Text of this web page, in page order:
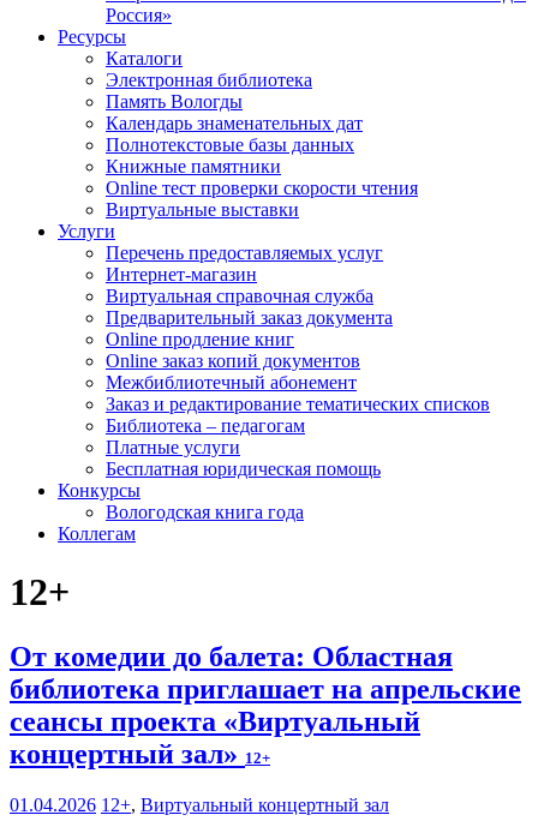
Россия»
Ресурсы
Каталоги
Электронная библиотека
Память Вологды
Календарь знаменательных дат
Полнотекстовые базы данных
Книжные памятники
Online тест проверки скорости чтения
Виртуальные выставки
Услуги
Перечень предоставляемых услуг
Интернет-магазин
Виртуальная справочная служба
Предварительный заказ документа
Online продление книг
Online заказ копий документов
Межбиблиотечный абонемент
Заказ и редактирование тематических списков
Библиотека – педагогам
Платные услуги
Бесплатная юридическая помощь
Конкурсы
Вологодская книга года
Коллегам
12+
От комедии до балета: Областная
библиотека приглашает на апрельские
сеансы проекта «Виртуальный
концертный зал» 12+
01.04.2026 12+, Виртуальный концертный зал